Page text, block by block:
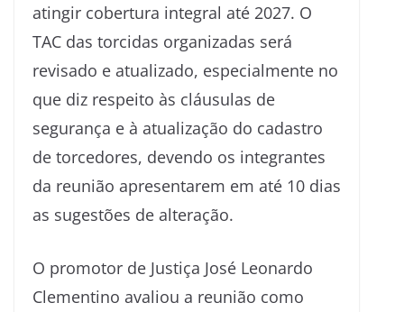
atingir cobertura integral até 2027. O
TAC das torcidas organizadas será
revisado e atualizado, especialmente no
que diz respeito às cláusulas de
segurança e à atualização do cadastro
de torcedores, devendo os integrantes
da reunião apresentarem em até 10 dias
as sugestões de alteração.
O promotor de Justiça José Leonardo
Clementino avaliou a reunião como